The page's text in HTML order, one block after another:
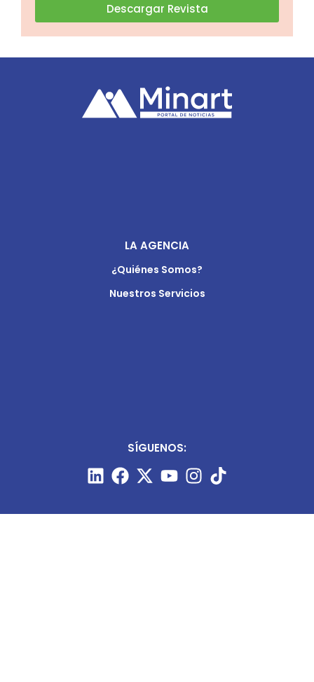
Descargar Revista
LA AGENCIA
¿Quiénes Somos?
Nuestros Servicios
SÍGUENOS: